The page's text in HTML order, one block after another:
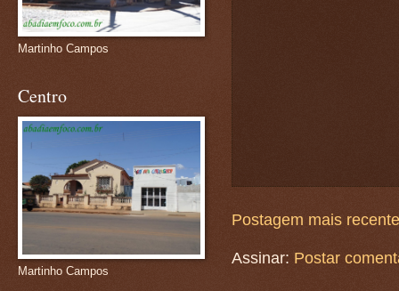
Postagem mais recente
Assinar: Postar
Martinho Campos
Centro
Martinho Campos